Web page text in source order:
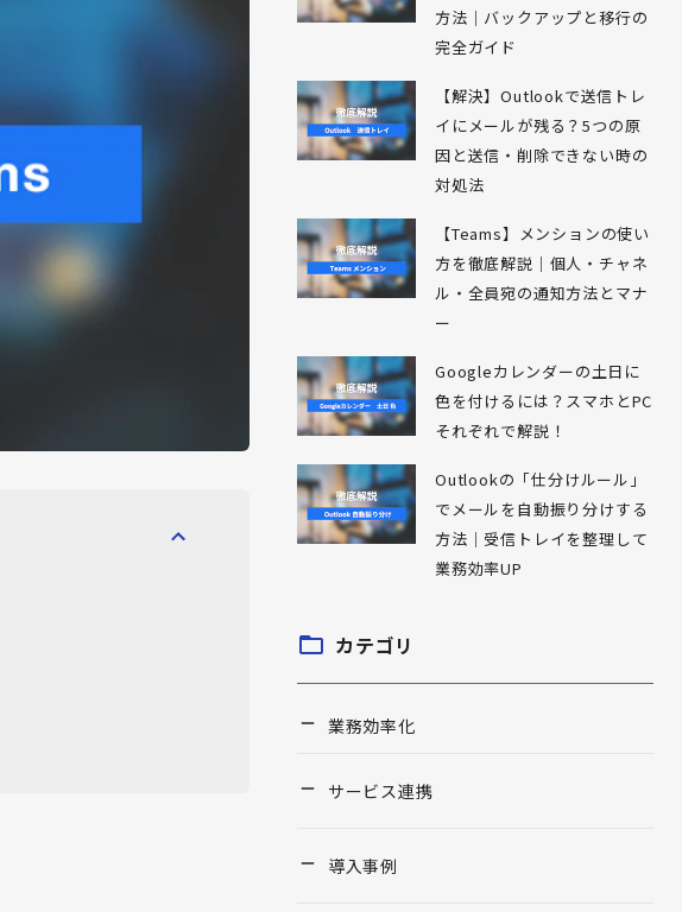
方法｜バックアップと移行の
完全ガイド
【解決】Outlookで送信トレ
イにメールが残る？5つの原
因と送信・削除できない時の
対処法
【Teams】メンションの使い
方を徹底解説｜個人・チャネ
ル・全員宛の通知方法とマナ
ー
Googleカレンダーの土日に
色を付けるには？スマホとPC
それぞれで解説！
Outlookの「仕分けルール」
でメールを自動振り分けする
方法｜受信トレイを整理して
業務効率UP
カテゴリ
業務効率化
サービス連携
導入事例